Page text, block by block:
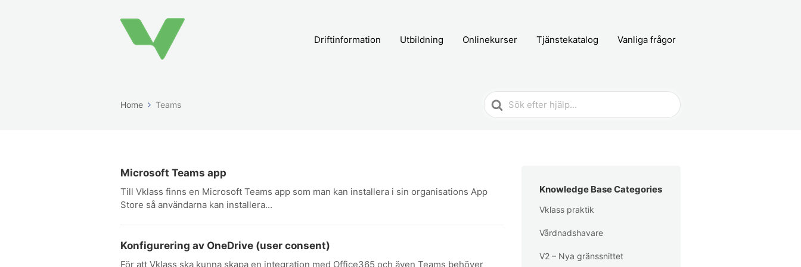
Driftinformation Utbildning Onlinekurser Tjänstekatalog Vanliga frågor
Home Teams
Search
For
Microsoft Teams app
Till Vklass finns en Microsoft Teams app som man kan installera i sin organisations App
Store så användarna kan installera...
Konfigurering av OneDrive (user consent)
För att Vklass ska kunna skapa en integration med Office365 och även Teams behöver
Knowledge Base Categories
Vklass praktik
Vårdnadshavare
V2 – Nya gränssnittet